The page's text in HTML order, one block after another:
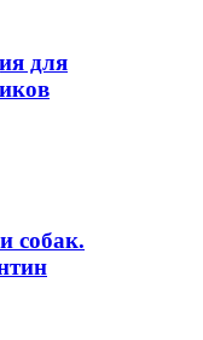
для
собак.